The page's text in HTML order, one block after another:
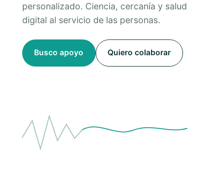
personalizado. Ciencia, cercanía y salud
digital al servicio de las personas.
Busco apoyo Quiero colaborar